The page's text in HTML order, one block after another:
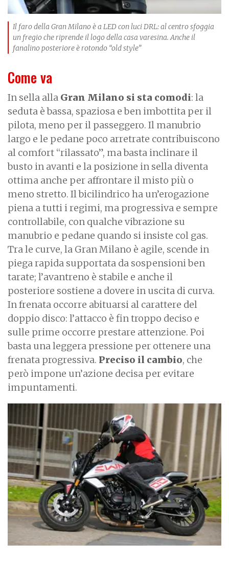
Il faro della Gran Milano è a LED con luci DRL: al centro sfoggia
un fregio che riprende il logo della casa varesina. Anche il
fanalino posteriore è rotondo “old style”
Come va
In sella alla Gran Milano si sta comodi: la
seduta è bassa, spaziosa e ben imbottita per il
pilota, meno per il passeggero. Il manubrio
largo e le pedane poco arretrate contribuiscono
al comfort “rilassato”, ma basta inclinare il
busto in avanti e la posizione in sella diventa
ottima anche per affrontare il misto più o
meno stretto. Il bicilindrico ha un’erogazione
piena a tutti i regimi, ma progressiva e sempre
controllabile, con qualche vibrazione su
manubrio e pedane quando si insiste col gas.
Tra le curve, la Gran Milano è agile, scende in
piega rapida supportata da sospensioni ben
tarate; l’avantreno è stabile e anche il
posteriore sostiene a dovere in uscita di curva.
In frenata occorre abituarsi al carattere del
doppio disco: l’attacco è fin troppo deciso e
sulle prime occorre prestare attenzione. Poi
basta una leggera pressione per ottenere una
frenata progressiva. Preciso il cambio, che
però impone un’azione decisa per evitare
impuntamenti.
m
g
e